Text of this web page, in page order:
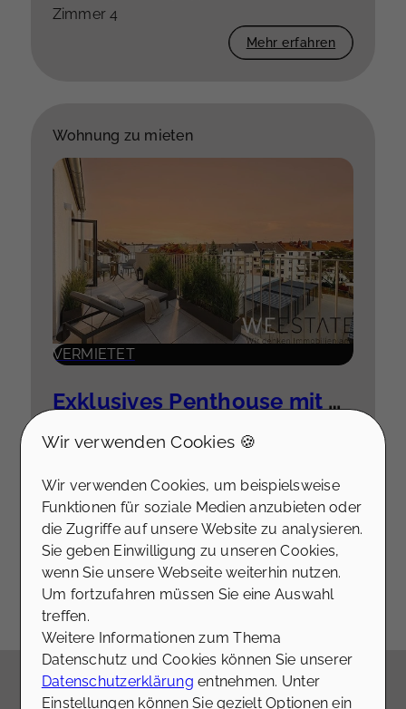
Zimmer 4
Mehr erfahren
Wohnung zu mieten
VERMIETET
Exklusives Penthouse mit Weitblick – 4 Zimmer mit großem Balkon, Einbauküche & Carport
Wohnfläche ca. 135,58 m²
Mehr erfahren
« ‹ 1 2 3 › »
Wir verwenden Cookies 🍪
Wir verwenden Cookies, um beispielsweise
Funktionen für soziale Medien anzubieten oder
die Zugriffe auf unsere Website zu analysieren.
Sie geben Einwilligung zu unseren Cookies,
wenn Sie unsere Webseite weiterhin nutzen.
Um fortzufahren müssen Sie eine Auswahl
treffen.
Weitere Informationen zum Thema
Datenschutz und Cookies können Sie unserer
Datenschutzerklärung entnehmen. Unter
Einstellungen können Sie gezielt Optionen ein